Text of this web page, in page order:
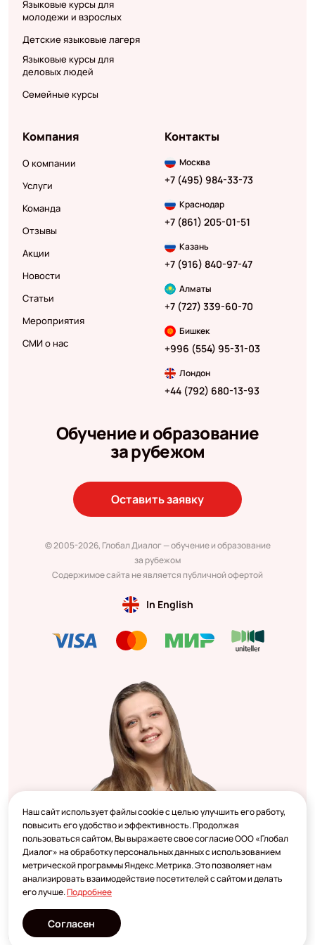
Языковые курсы для
молодежи и взрослых
Детские языковые лагеря
Языковые курсы для
деловых людей
Семейные курсы
Компания
О компании
Услуги
Команда
Отзывы
Акции
Новости
Статьи
Мероприятия
СМИ о нас
Контакты
Москва
+7 (495) 984-33-73
Краснодар
+7 (861) 205-01-51
Казань
+7 (916) 840-97-47
Алматы
+7 (727) 339-60-70
Бишкек
+996 (554) 95-31-03
Лондон
+44 (792) 680-13-93
Обучение и образование
за рубежом
Оставить заявку
© 2005-2026, Глобал Диалог — обучение и образование
за рубежом
Содержимое сайта не является публичной офертой
In English
Разработано
Наш сайт использует файлы cookie с целью улучшить его работу,
повысить его удобство и эффективность. Продолжая
пользоваться сайтом, Вы выражаете свое согласие ООО «Глобал
Диалог» на обработку персональных данных с использованием
метрической программы Яндекс.Метрика. Это позволяет нам
анализировать взаимодействие посетителей с сайтом и делать
его лучше.Подробнее
Согласен